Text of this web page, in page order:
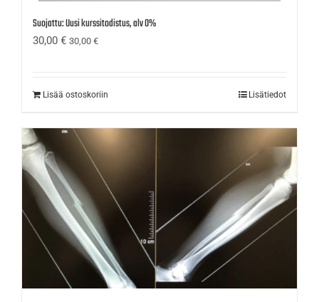
Suojattu: Uusi kurssitodistus, alv 0%
30,00 € 30,00 €
Lisää ostoskoriin Lisätiedot